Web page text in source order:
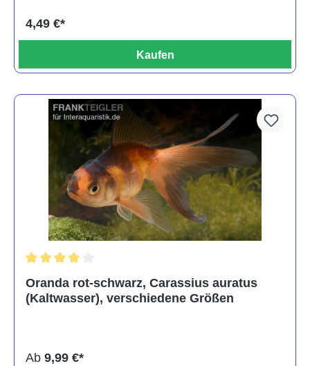
4,49 €*
Kaufen
Oranda rot-schwarz, Carassius auratus
(Kaltwasser), verschiedene Größen
Ab 9,99 €*